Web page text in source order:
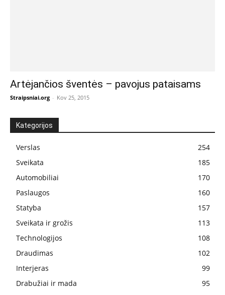
Artėjančios šventės – pavojus pataisams
Straipsniai.org - Kov 25, 2015
Kategorijos
Verslas
254
Sveikata
185
Automobiliai
170
Paslaugos
160
Statyba
157
Sveikata ir grožis
113
Technologijos
108
Draudimas
102
Interjeras
99
Drabužiai ir mada
95